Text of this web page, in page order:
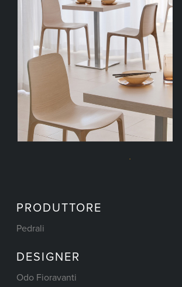
PRODUTTORE
Pedrali
DESIGNER
Odo Fioravanti